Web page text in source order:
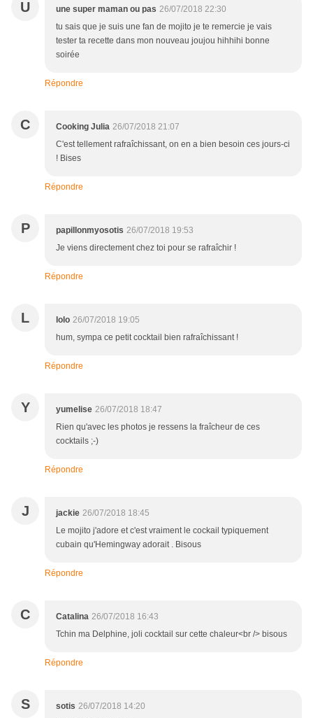
U une super maman ou pas 26/07/2018 22:30
tu sais que je suis une fan de mojito je te remercie je vais
tester ta recette dans mon nouveau joujou hihhihi bonne
soirée
Répondre
C Cooking Julia 26/07/2018 21:07
C'est tellement rafraîchissant, on en a bien besoin ces jours-ci
! Bises
Répondre
P papillonmyosotis 26/07/2018 19:53
Je viens directement chez toi pour se rafraîchir !
Répondre
L lolo 26/07/2018 19:05
hum, sympa ce petit cocktail bien rafraîchissant !
Répondre
Y yumelise 26/07/2018 18:47
Rien qu'avec les photos je ressens la fraîcheur de ces
cocktails ;-)
Répondre
J jackie 26/07/2018 18:45
Le mojito j'adore et c'est vraiment le cockail typiquement
cubain qu'Hemingway adorait . Bisous
Répondre
C Catalina 26/07/2018 16:43
Tchin ma Delphine, joli cocktail sur cette chaleur<br /> bisous
Répondre
S sotis 26/07/2018 14:20